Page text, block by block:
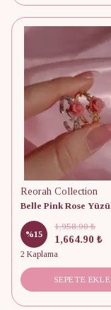
Reorah Collection
%15
1,958.90 ₺
1,664.90 ₺
2 Kaplama
SEPETE EKLE